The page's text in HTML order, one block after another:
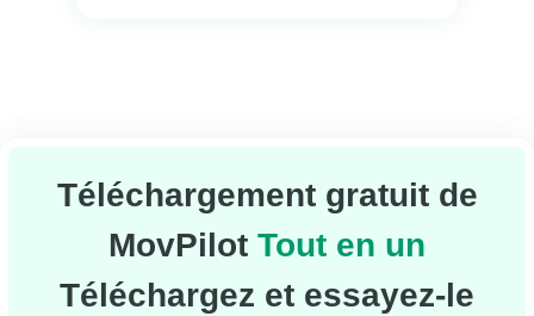
Téléchargement gratuit de
MovPilot Tout en un
Téléchargez et essayez-le